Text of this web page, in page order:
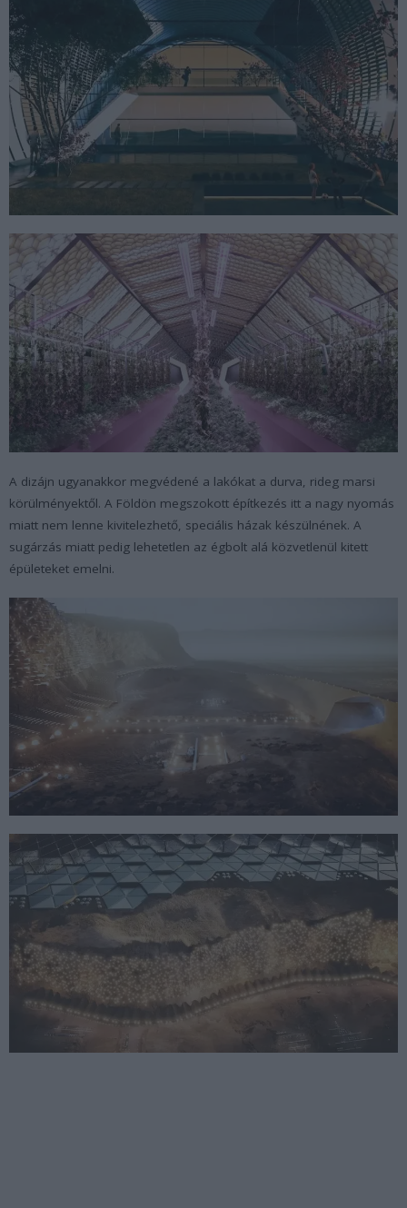
A dizájn ugyanakkor megvédené a lakókat a durva, rideg marsi
körülményektől. A Földön megszokott építkezés itt a nagy nyomás
miatt nem lenne kivitelezhető, speciális házak készülnének. A
sugárzás miatt pedig lehetetlen az égbolt alá közvetlenül kitett
épületeket emelni.